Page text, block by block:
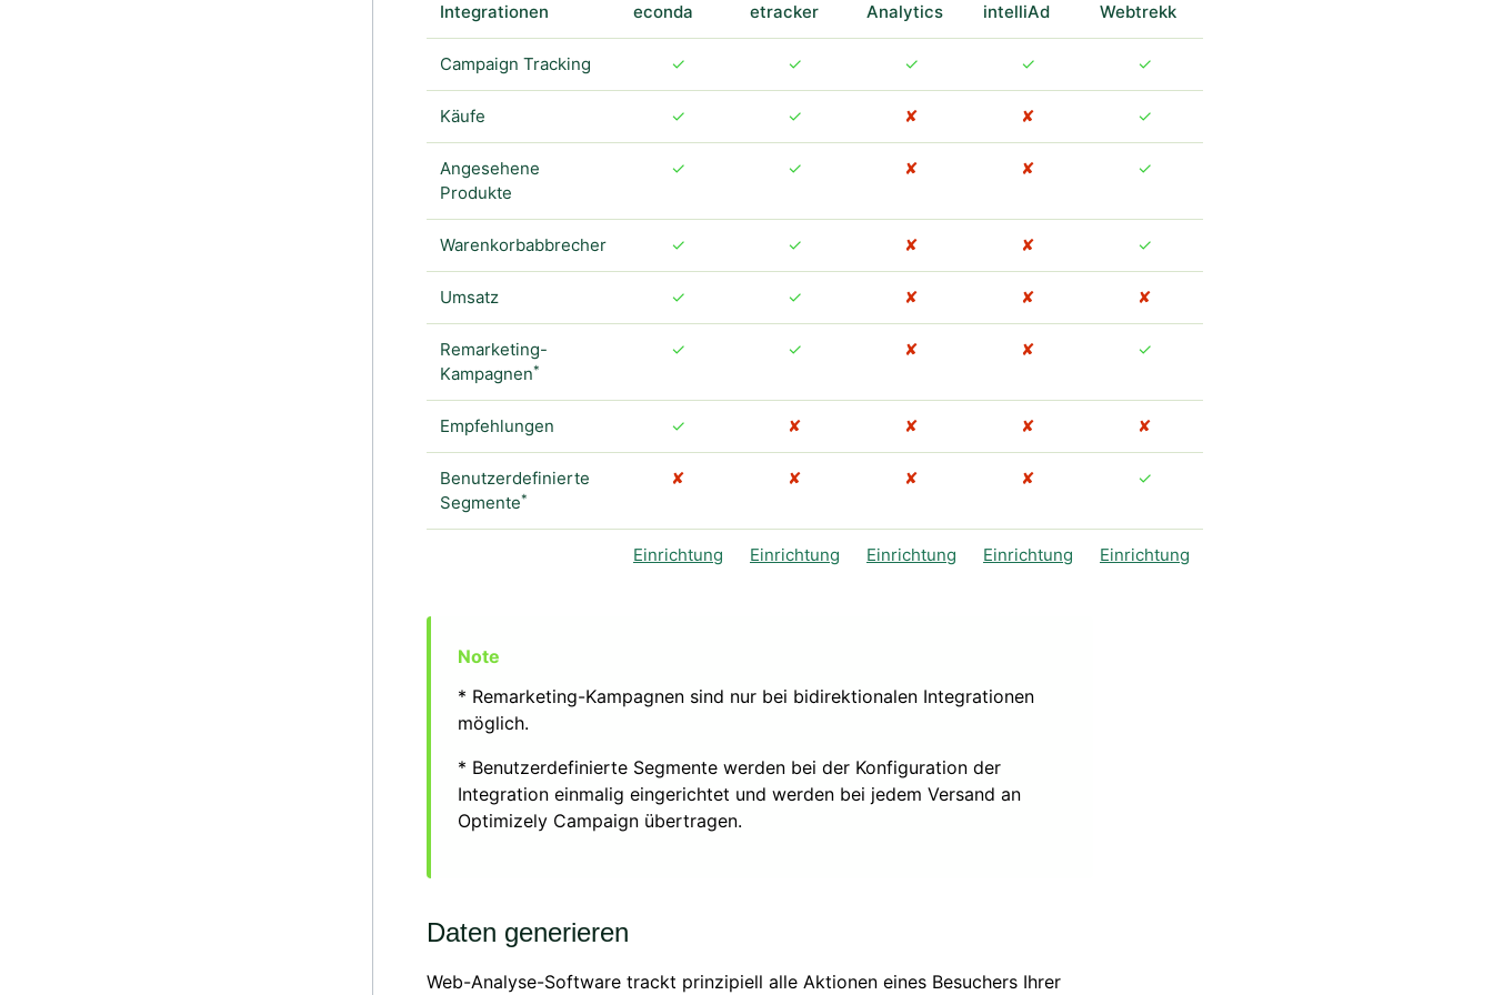
Integrationen econda etracker
Analytics
intelliAd Webtrekk
Campaign Tracking ✓ ✓ ✓ ✓ ✓
Käufe ✓ ✓ ✘ ✘ ✓
Angesehene
Produkte
✓ ✓ ✘ ✘ ✓
Warenkorbabbrecher ✓ ✓ ✘ ✘ ✓
Umsatz ✓ ✓ ✘ ✘ ✘
Remarketing-
Kampagnen*
✓ ✓ ✘ ✘ ✓
Empfehlungen ✓ ✘ ✘ ✘ ✘
Benutzerdefinierte
Segmente*
✘ ✘ ✘ ✘ ✓
Einrichtung Einrichtung Einrichtung Einrichtung Einrichtung
* Remarketing-Kampagnen sind nur bei bidirektionalen Integrationen
möglich.
* Benutzerdefinierte Segmente werden bei der Konfiguration der
Integration einmalig eingerichtet und werden bei jedem Versand an
Optimizely Campaign übertragen.
Daten generieren
Web-Analyse-Software trackt prinzipiell alle Aktionen eines Besuchers Ihrer